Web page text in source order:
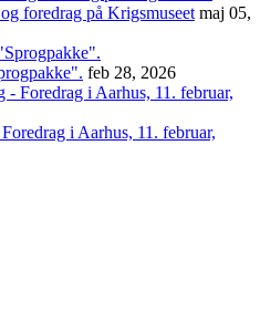
foredrag på Krigsmuseet maj 05,
feb 28, 2026
i Aarhus, 11. februar,